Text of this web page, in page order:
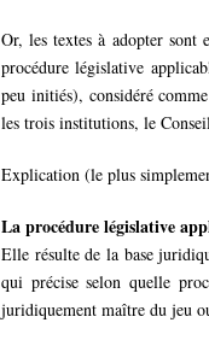
Or, les textes à adopter sont
procédure législative
peu initiés), considéré
les trois institutions, le
Explication (le plus
La procédure législative
Elle résulte de la base
qui précise selon quelle
juridiquement maître du jeu